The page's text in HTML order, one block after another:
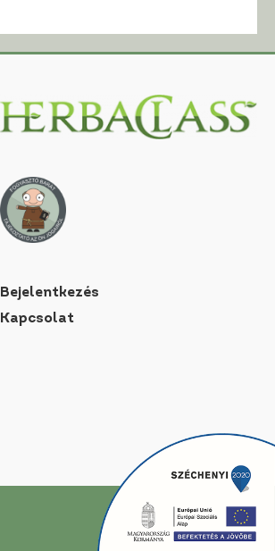
Bejelentkezés
Kapcsolat